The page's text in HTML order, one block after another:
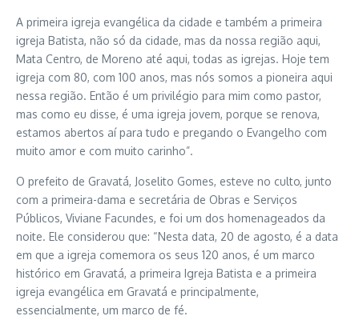
A primeira igreja evangélica da cidade e também a primeira
igreja Batista, não só da cidade, mas da nossa região aqui,
Mata Centro, de Moreno até aqui, todas as igrejas. Hoje tem
igreja com 80, com 100 anos, mas nós somos a pioneira aqui
nessa região. Então é um privilégio para mim como pastor,
mas como eu disse, é uma igreja jovem, porque se renova,
estamos abertos aí para tudo e pregando o Evangelho com
muito amor e com muito carinho”.
O prefeito de Gravatá, Joselito Gomes, esteve no culto, junto
com a primeira-dama e secretária de Obras e Serviços
Públicos, Viviane Facundes, e foi um dos homenageados da
noite. Ele considerou que: “Nesta data, 20 de agosto, é a data
em que a igreja comemora os seus 120 anos, é um marco
histórico em Gravatá, a primeira Igreja Batista e a primeira
igreja evangélica em Gravatá e principalmente,
essencialmente, um marco de fé.